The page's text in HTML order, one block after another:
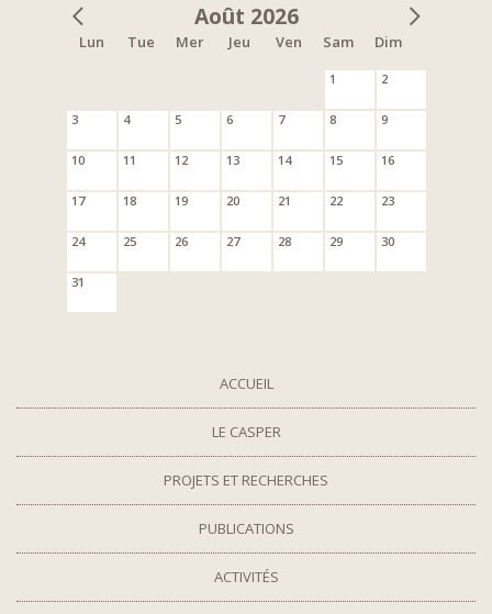
Août 2026
Lun Tue Mer Jeu Ven Sam Dim
1 2
3 4 5 6 7 8 9
10 11 12 13 14 15 16
17 18 19 20 21 22 23
24 25 26 27 28 29 30
31
ACCUEIL
LE CASPER
PROJETS ET RECHERCHES
PUBLICATIONS
ACTIVITÉS